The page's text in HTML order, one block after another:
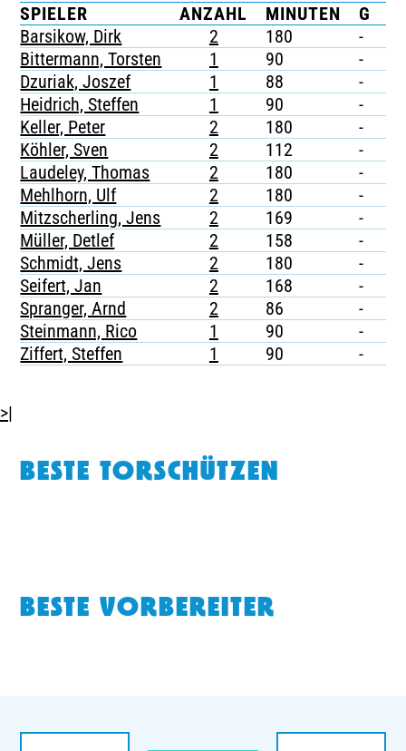
TICKETING
SPIELER
ANZAHL MINUTEN G
Barsikow, Dirk
2 180 -
Bittermann, Torsten
1 90 -
Dzuriak, Joszef
1 88 -
Heidrich, Steffen
1 90 -
Keller, Peter
2 180 -
Köhler, Sven
2 112 -
Laudeley, Thomas
2 180 -
Mehlhorn, Ulf
2 180 -
Mitzscherling, Jens
2 169 -
Müller, Detlef
2 158 -
Schmidt, Jens
2 180 -
Seifert, Jan
2 168 -
Spranger, Arnd
2 86 -
Steinmann, Rico
1 90 -
Ziffert, Steffen
1 90 -
>|
BESTE TORSCHÜTZEN
BESTE VORBEREITER